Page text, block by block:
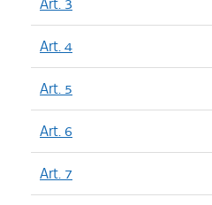
Art. 4
Art. 5
Art. 6
Art. 7